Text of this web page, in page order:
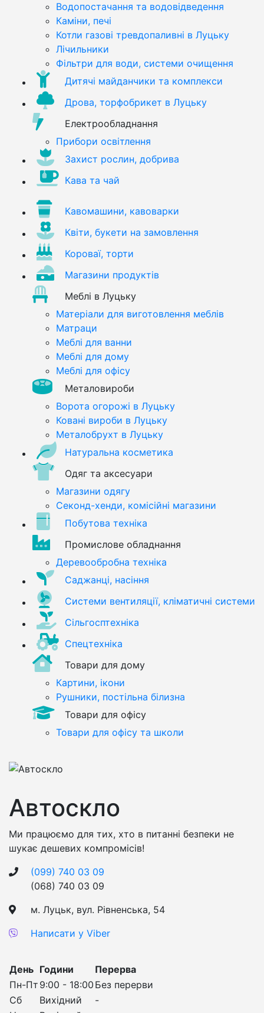
Водопостачання та водовідведення
Каміни, печі
Котли газові тревдопаливні в Луцьку
Лічильники
Фільтри для води, системи очищення
Дитячі майданчики та комплекси
Дрова, торфобрикет в Луцьку
Електрообладнання
Прибори освітлення
Захист рослин, добрива
Кава та чай
Кавомашини, кавоварки
Квіти, букети на замовлення
Короваї, торти
Магазини продуктів
Меблі в Луцьку
Матеріали для виготовлення меблів
Матраци
Меблі для ванни
Меблі для дому
Меблі для офісу
Металовироби
Ворота огорожі в Луцьку
Ковані вироби в Луцьку
Металобрухт в Луцьку
Натуральна косметика
Одяг та аксесуари
Магазини одягу
Секонд-хенди, комісійні магазини
Побутова техніка
Промислове обладнання
Деревообробна техніка
Саджанці, насіння
Системи вентиляції, кліматичні системи
Сільгосптехніка
Спецтехніка
Товари для дому
Картини, ікони
Рушники, постільна білизна
Товари для офісу
Товари для офісу та школи
Автоскло
Ми працюємо для тих, хто в питанні безпеки не
шукає дешевих компромісів!
(099) 740 03 09
(068) 740 03 09
м. Луцьк, вул. Рівненська, 54
Написати у Viber
День Години
Перерва
Пн-Пт 9:00 - 18:00 Без перерви
Сб
Вихідний
-